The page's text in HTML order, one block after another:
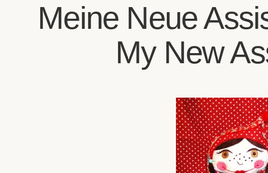
Meine Neue
My New